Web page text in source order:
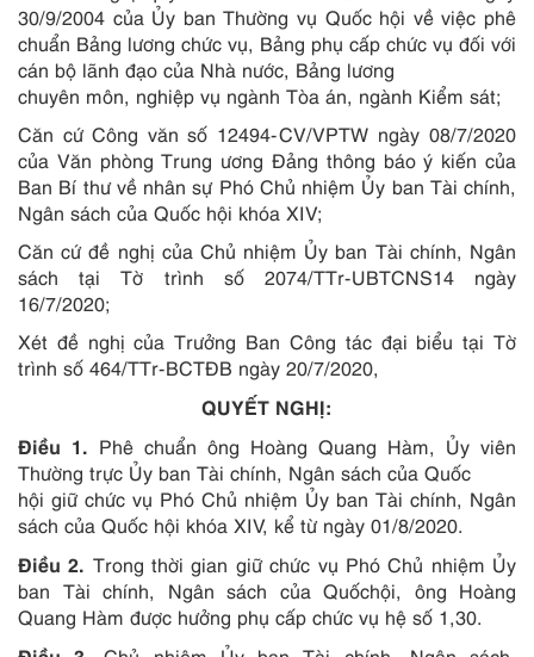
30/9/2004 của Ủy ban Thường vụ Quốc hội về việc phê
chuẩn Bảng lương chức vụ, Bảng phụ cấp chức vụ đối với
cán bộ lãnh đạo của Nhà nước, Bảng lương
chuyên môn, nghiệp vụ ngành Tòa án, ngành Kiểm sát;
Căn cứ Công văn số 12494-CV/VPTW ngày 08/7/2020
của Văn phòng Trung ương Đảng thông báo ý kiến của
Ban Bí thư về nhân sự Phó Chủ nhiệm Ủy ban Tài chính,
Ngân sách của Quốc hội khóa XIV;
Căn cứ đề nghị của Chủ nhiệm Ủy ban Tài chính, Ngân
sách tại Tờ trình số 2074/TTr-UBTCNS14 ngày
16/7/2020;
Xét đề nghị của Trưởng Ban Công tác đại biểu tại Tờ
trình số 464/TTr-BCTĐB ngày 20/7/2020,
QUYẾT NGHỊ:
Điều 1. Phê chuẩn ông Hoàng Quang Hàm, Ủy viên
Thường trực Ủy ban Tài chính, Ngân sách của Quốc
hội giữ chức vụ Phó Chủ nhiệm Ủy ban Tài chính, Ngân
sách của Quốc hội khóa XIV, kể từ ngày 01/8/2020.
Điều 2. Trong thời gian giữ chức vụ Phó Chủ nhiệm Ủy
ban Tài chính, Ngân sách của Quốchội, ông Hoàng
Quang Hàm được hưởng phụ cấp chức vụ hệ số 1,30.